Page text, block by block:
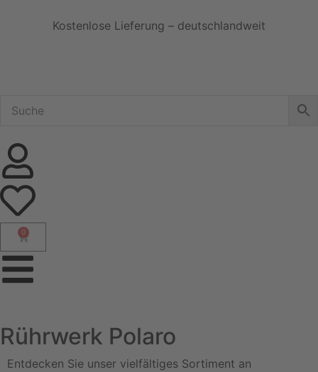
Kostenlose Lieferung – deutschlandweit
0
Rührwerk Polaro
Entdecken Sie unser vielfältiges Sortiment an